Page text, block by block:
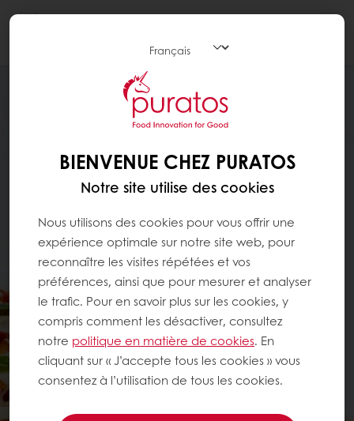
BIENVENUE CHEZ PURATOS
Notre site utilise des cookies
Nous utilisons des cookies pour vous offrir une
expérience optimale sur notre site web, pour
reconnaître les visites répétées et vos
préférences, ainsi que pour mesurer et analyser
le trafic. Pour en savoir plus sur les cookies, y
compris comment les désactiver, consultez
notre politique en matière de cookies. En
cliquant sur « J’accepte tous les cookies » vous
consentez à l’utilisation de tous les cookies.